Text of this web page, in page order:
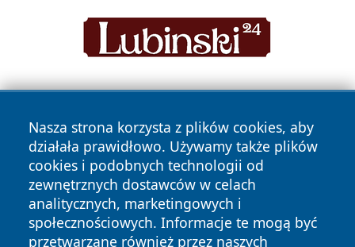
Nasza strona korzysta z plików cookies, aby
działała prawidłowo. Używamy także plików
cookies i podobnych technologii od
zewnętrznych dostawców w celach
analitycznych, marketingowych i
społecznościowych. Informacje te mogą być
przetwarzane również przez naszych
Copyright © 2026 katowicelove.pl Wszystkie prawa
zastrzeżone.